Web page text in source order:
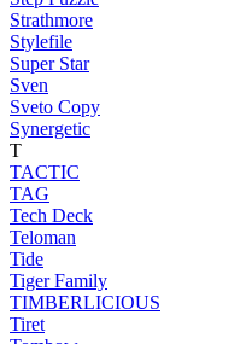
Strathmore
Stylefile
Super Star
Sven
Sveto Copy
Synergetic
T
TACTIC
TAG
Tech Deck
Teloman
Tide
Tiger Family
TIMBERLICIOUS
Tiret